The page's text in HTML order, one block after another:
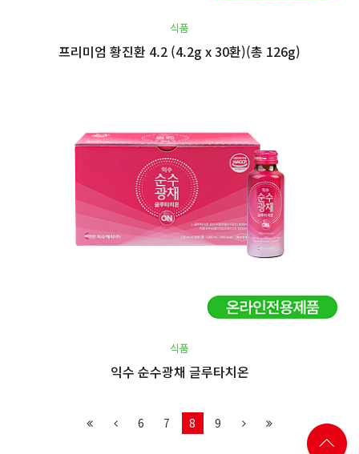
식품
프리미엄 황진환 4.2 (4.2g x 30환)(총 126g)
식품
익수 순수광채 글루타치온
6 7 8 9